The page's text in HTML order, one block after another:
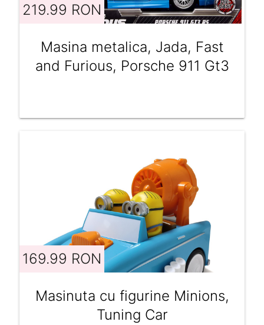
219.99 RON
Masina metalica, Jada, Fast
and Furious, Porsche 911 Gt3
169.99 RON
Masinuta cu figurine Minions,
Tuning Car